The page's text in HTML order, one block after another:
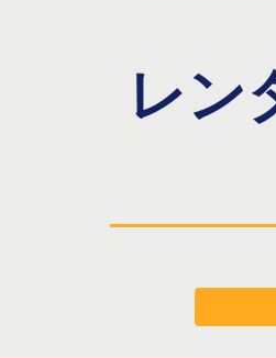
レン